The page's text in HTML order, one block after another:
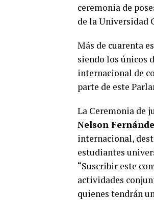
ceremonia de
de la Universidad
Más de cuarenta
siendo los únicos
internacional de
parte de este
La Ceremonia de
Nelson
internacional,
estudiantes
“Suscribir este
actividades
quienes tendrán